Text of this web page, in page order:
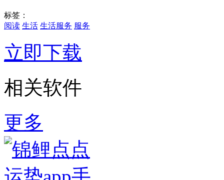
标签：
阅读 生活 生活服务 服务
立即下载
相关软件
更多